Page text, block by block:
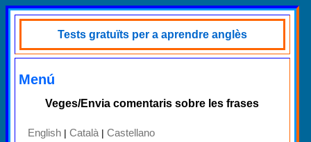
Tests gratuïts per a aprendre anglès
Menú
Veges/Envia comentaris sobre les frases
English | Català | Castellano